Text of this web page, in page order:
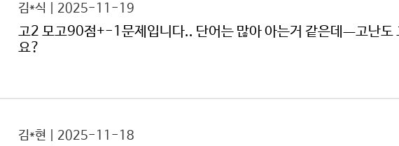
김*식 | 2025-11-19
고2 모고90점+-1문제입니다.. 단어는 많아 아는거 같은데ㅡ고난도
요?
김*현 | 2025-11-18